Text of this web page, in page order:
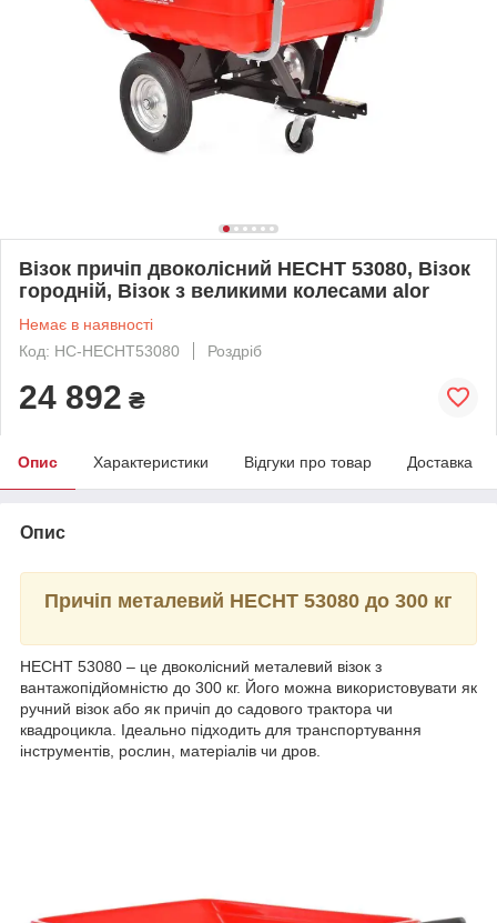
Візок причіп двоколісний HECHT 53080, Візок
городній, Візок з великими колесами alor
Немає в наявності
Код: HC-HECHT53080
Роздріб
24 892 ₴
Опис Характеристики Відгуки про товар Доставка
Опис
Причіп металевий HECHT 53080 до 300 кг
HECHT 53080 – це двоколісний металевий візок з
вантажопідйомністю до 300 кг. Його можна використовувати як
ручний візок або як причіп до садового трактора чи
квадроцикла. Ідеально підходить для транспортування
інструментів, рослин, матеріалів чи дров.